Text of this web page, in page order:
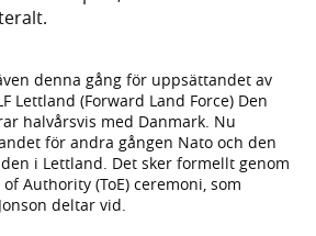
denna gång för uppsättandet av
Lettland (Forward Land Force) Den
halvårsvis med Danmark. Nu
för andra gången Nato och den
i Lettland. Det sker formellt genom
Authority (ToE) ceremoni, som
deltar vid.